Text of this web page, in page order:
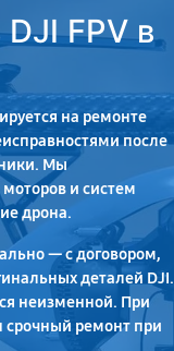
FPV в
на ремонте
после
Мы
и систем
дрона.
— с договором,
деталей DJI.
неизменной. При
ремонт при